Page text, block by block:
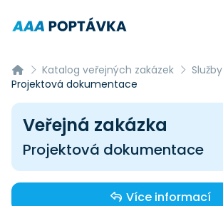
Katalog veřejných zakázek
Služby
Projektová dokumentace
Veřejná zakázka
Projektová dokumentace
Více informací